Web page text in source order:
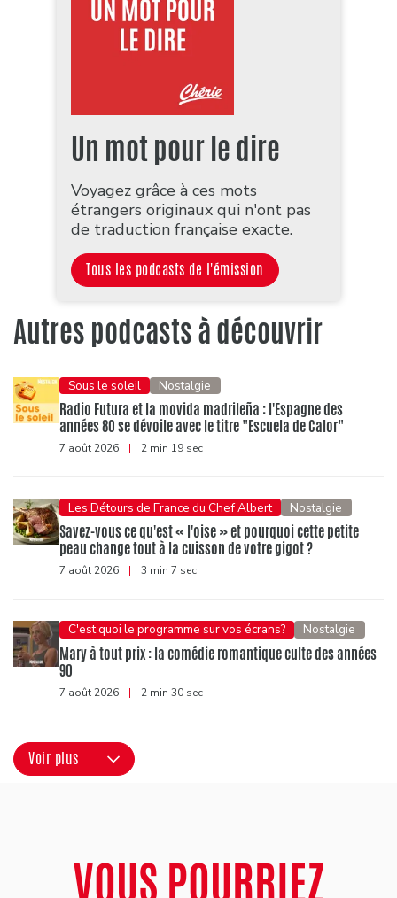
Un mot pour le dire
Voyagez grâce à ces mots
étrangers originaux qui n'ont pas
de traduction française exacte.
Tous les podcasts de l'émission
Autres podcasts à découvrir
Sous le soleil Nostalgie
Radio Futura et la movida madrileña : l'Espagne des
années 80 se dévoile avec le titre "Escuela de Calor"
7 août 2026 | 2 min 19 sec
Les Détours de France du Chef Albert Nostalgie
Savez-vous ce qu'est « l'oise » et pourquoi cette petite
peau change tout à la cuisson de votre gigot ?
7 août 2026 | 3 min 7 sec
C'est quoi le programme sur vos écrans? Nostalgie
Mary à tout prix : la comédie romantique culte des années
90
7 août 2026 | 2 min 30 sec
Voir plus
VOUS POURRIEZ